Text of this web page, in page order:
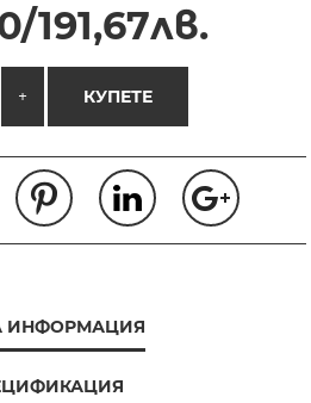
191,67лв.
+ КУПЕТЕ
ИНФОРМАЦИЯ